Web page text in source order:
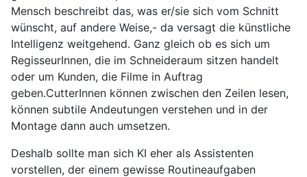
Mensch beschreibt das, was er/sie sich vom Schnitt
wünscht, auf andere Weise,- da versagt die künstliche
Intelligenz weitgehend. Ganz gleich ob es sich um
RegisseurInnen, die im Schneideraum sitzen handelt
oder um Kunden, die Filme in Auftrag
geben.CutterInnen können zwischen den Zeilen lesen,
können subtile Andeutungen verstehen und in der
Montage dann auch umsetzen.
Deshalb sollte man sich KI eher als Assistenten
vorstellen, der einem gewisse Routineaufgaben